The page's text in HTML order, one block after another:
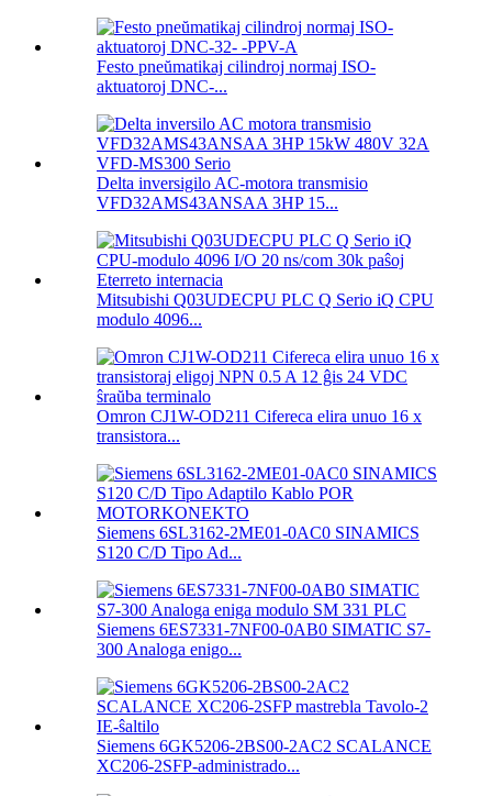
Festo pneŭmatikaj cilindroj normaj ISO-
aktuatoroj DNC-...
Delta inversigilo AC-motora transmisio
VFD32AMS43ANSAA 3HP 15...
Mitsubishi Q03UDECPU PLC Q Serio iQ CPU
modulo 4096...
Omron CJ1W-OD211 Cifereca elira unuo 16 x
transistora...
Siemens 6SL3162-2ME01-0AC0 SINAMICS
S120 C/D Tipo Ad...
Siemens 6ES7331-7NF00-0AB0 SIMATIC S7-
300 Analoga enigo...
Siemens 6GK5206-2BS00-2AC2 SCALANCE
XC206-2SFP-administrado...